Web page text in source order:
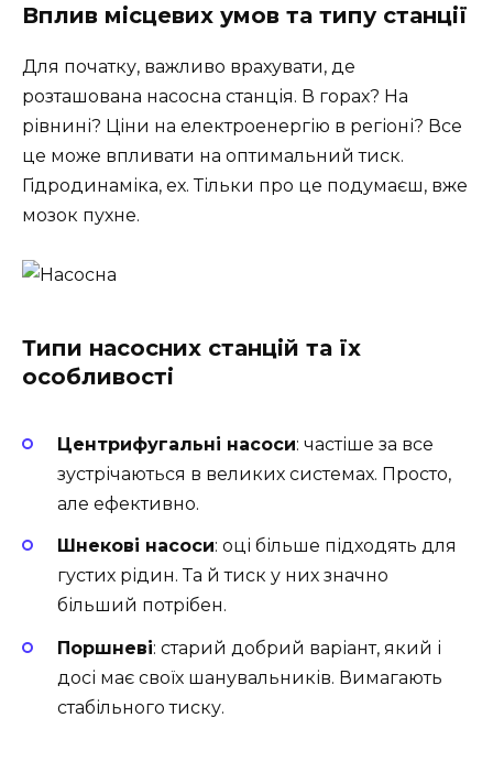
Вплив місцевих умов та типу станції
Для початку, важливо врахувати, де
розташована насосна станція. В горах? На
рівнині? Ціни на електроенергію в регіоні? Все
це може впливати на оптимальний тиск.
Гідродинаміка, ех. Тільки про це подумаєш, вже
мозок пухне.
Типи насосних станцій та їх
особливості
Центрифугальні насоси: частіше за все
зустрічаються в великих системах. Просто,
але ефективно.
Шнекові насоси: оці більше підходять для
густих рідин. Та й тиск у них значно
більший потрібен.
Поршневі: старий добрий варіант, який і
досі має своїх шанувальників. Вимагають
стабільного тиску.